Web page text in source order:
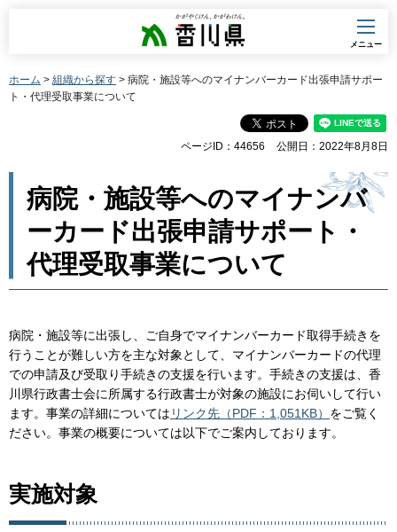
香川県
メニュー
ホーム > 組織から探す > 病院・施設等へのマイナンバーカード出張申請サポー
ト・代理受取事業について
ページID：44656 公開日：2022年8月8日
病院・施設等へのマイナンバ
ーカード出張申請サポート・
代理受取事業について
病院・施設等に出張し、ご自身でマイナンバーカード取得手続きを
行うことが難しい方を主な対象として、マイナンバーカードの代理
での申請及び受取り手続きの支援を行います。手続きの支援は、香
川県行政書士会に所属する行政書士が対象の施設にお伺いして行い
ます。 事業の詳細については リンク先（PDF：1,051KB） をご覧く
ださい。事業の概要については以下でご案内しております。
実施対象